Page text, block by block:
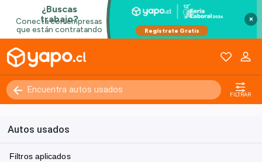
×
FILTRAR
Autos usados
Filtros aplicados